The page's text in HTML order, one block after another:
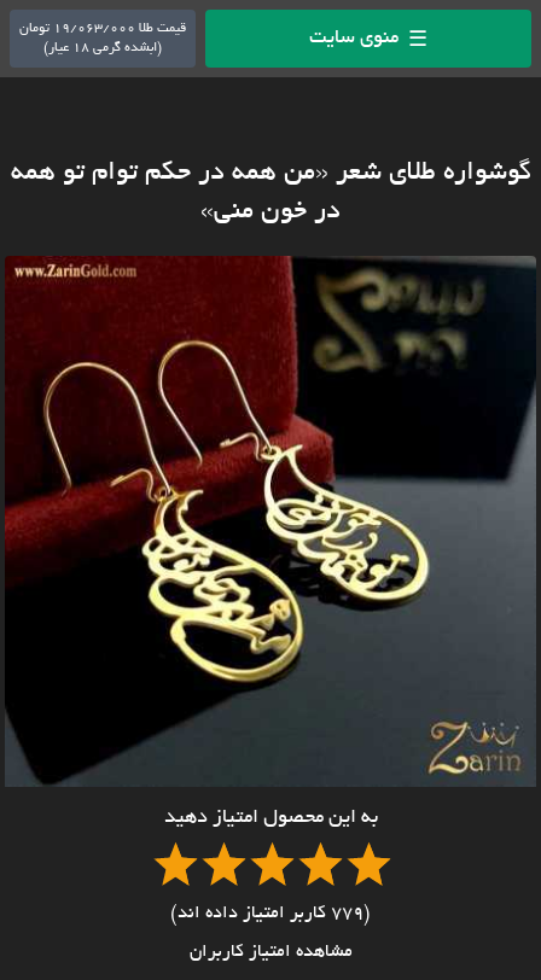
☰ منوی سایت
قیمت طلا 19/063/000 تومان
(ابشده گرمی 18 عیار)
گوشواره طلای شعر «من همه در حکم توام تو همه
در خون منی»
به این محصول امتیاز دهید
(779 کاربر امتیاز داده اند)
مشاهده امتیاز کاربران